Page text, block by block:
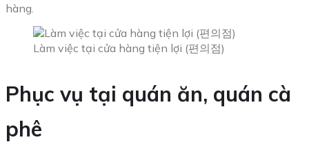
hàng.
Làm việc tại cửa hàng tiện lợi (편의점)
Phục vụ tại quán ăn, quán cà
phê